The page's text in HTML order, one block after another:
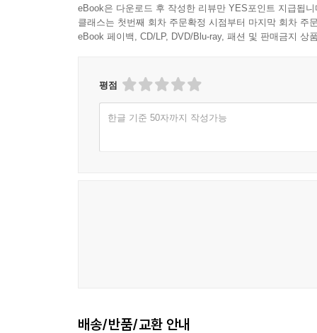
eBook은 다운로드 후 작성한 리뷰만 YES포인트 지급됩니
클래스는 첫번째 회차 주문확정 시점부터 마지막 회차 주
eBook 페이백, CD/LP, DVD/Blu-ray, 패션 및 판매금지 상
평점
한글 기준 50자까지 작성가능
배송/반품/교환 안내